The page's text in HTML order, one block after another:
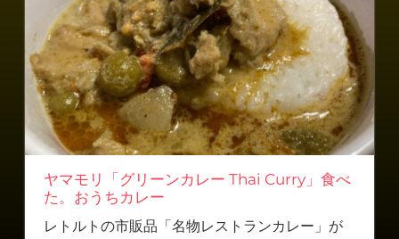
ヤマモリ「グリーンカレー Thai Curry」食べ
た。おうちカレー
レトルトの市販品「名物レストランカレー」が